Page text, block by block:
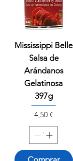
Mississippi Belle
Salsa de
Arándanos
Gelatinosa
397g
Precio
4,50 €